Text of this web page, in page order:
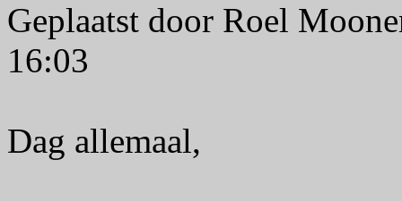
Geplaatst door Roel
16:03
Dag allemaal,